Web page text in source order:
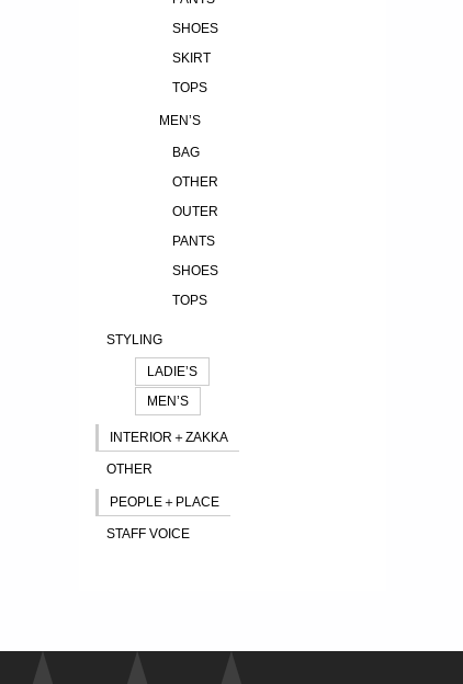
SHOES
SKIRT
TOPS
MEN’S
BAG
OTHER
OUTER
PANTS
SHOES
TOPS
STYLING
LADIE’S
MEN’S
INTERIOR＋ZAKKA
OTHER
PEOPLE＋PLACE
STAFF VOICE